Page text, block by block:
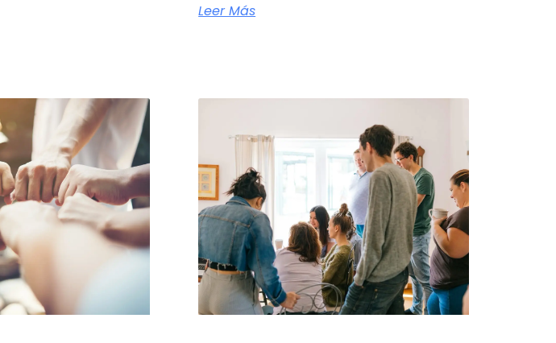
Leer Más